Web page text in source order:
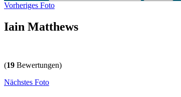
Vorheriges Foto
Iain Matthews
(19 Bewertungen)
Nächstes Foto